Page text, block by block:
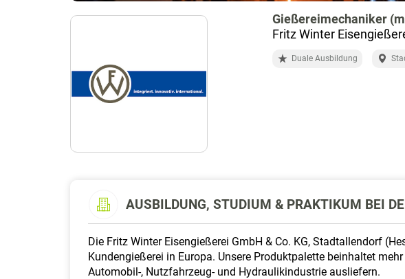
Gießereimechaniker
Fritz Winter
Duale Ausbildung
AUSBILDUNG, STUDIUM & PRAKTIKUM BEI
Die Fritz Winter Eisengießerei GmbH & Co. KG, Stadtallendorf
Kundengießerei in Europa. Unsere Produktpalette beinhaltet
Automobil-, Nutzfahrzeug- und Hydraulikindustrie ausliefern.